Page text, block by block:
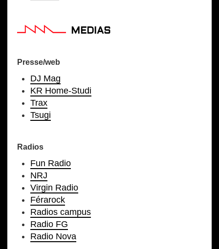
MEDIAS
Presse/web
DJ Mag
KR Home-Studi
Trax
Tsugi
Radios
Fun Radio
NRJ
Virgin Radio
Férarock
Radios campus
Radio FG
Radio Nova